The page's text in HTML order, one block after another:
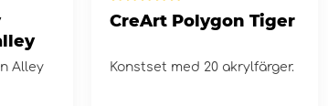
Alley
CreArt Polygon Tiger
Konstset med 20 akrylfärger.